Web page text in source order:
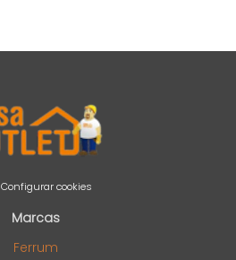
Configurar cookies
Marcas
Ferrum